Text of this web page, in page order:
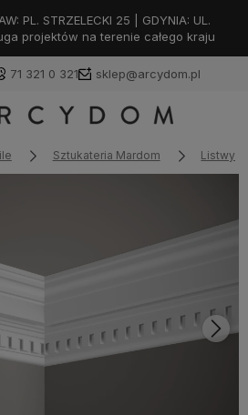
PL. STRZELECKI 25 | GDYNIA: UL.
projektów na terenie całego kraju
71 321 0 321 sklep@arcydom.pl
Sztukateria Mardom Listwy